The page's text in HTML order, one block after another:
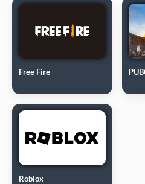
Free Fire
Roblox